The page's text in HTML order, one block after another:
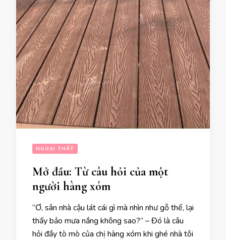
NGOẠI THẤT
Mở đầu: Từ câu hỏi của một
người hàng xóm
“Ơ, sân nhà cậu lát cái gì mà nhìn như gỗ thế, lại
thấy bảo mưa nắng không sao?” – Đó là câu
hỏi đầy tò mò của chị hàng xóm khi ghé nhà tôi